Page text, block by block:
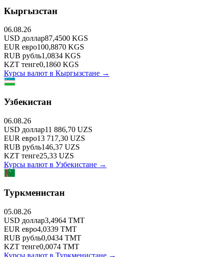
Кыргызстан
06.08.26
USD доллар87,4500 KGS
EUR евро100,8870 KGS
RUB рубль1,0834 KGS
KZT тенге0,1860 KGS
Курсы валют в Кыргызстане →
Узбекистан
06.08.26
USD доллар11 886,70 UZS
EUR евро13 717,30 UZS
RUB рубль146,37 UZS
KZT тенге25,33 UZS
Курсы валют в Узбекистане →
Туркменистан
05.08.26
USD доллар3,4964 TMT
EUR евро4,0339 TMT
RUB рубль0,0434 TMT
KZT тенге0,0074 TMT